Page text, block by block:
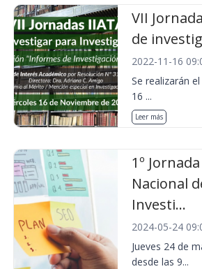
VII
de
2022-11-16
Se realizarán
16 ...
Leer más
1º Jornada
Nacional
Investi...
2024-05-24
Jueves 24 de
desde las 9...